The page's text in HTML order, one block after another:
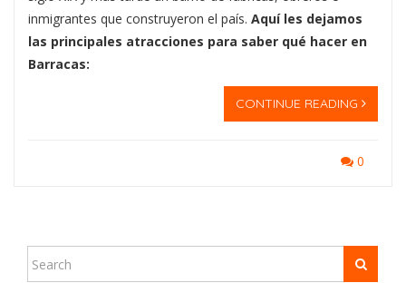
inmigrantes que construyeron el país. Aquí les dejamos
las principales atracciones para saber qué hacer en
Barracas:
CONTINUE READING
0